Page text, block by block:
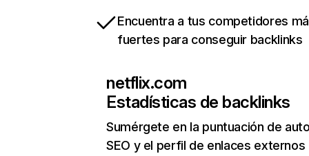
Encuentra a tus competidores
fuertes para conseguir backlinks
netflix.com
Estadísticas de backlinks
Sumérgete en la puntuación de
SEO y el perfil de enlaces externos